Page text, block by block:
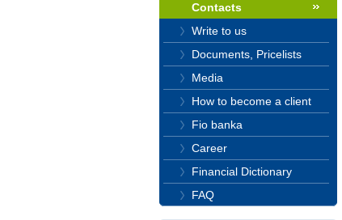
Contacts
Write to us
Documents, Pricelists
Media
How to become a client
Fio banka
Career
Financial Dictionary
FAQ